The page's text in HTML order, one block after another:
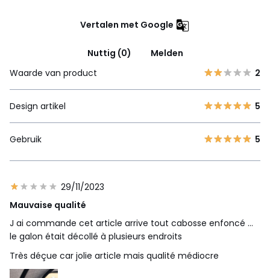
Vertalen met Google
Nuttig (0)
Melden
Waarde van product
2
Design artikel 5
Gebruik 5
29/11/2023
Mauvaise qualité
J ai commande cet article arrive tout cabosse enfoncé …
le galon était décollé à plusieurs endroits
Très déçue car jolie article mais qualité médiocre